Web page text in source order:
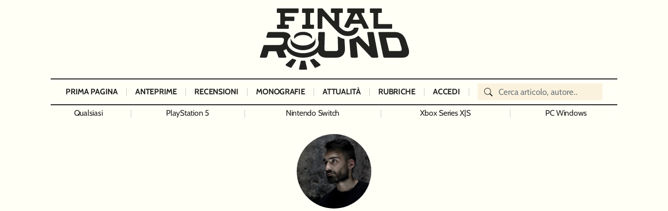
PRIMA PAGINA ANTEPRIME RECENSIONI MONOGRAFIE ATTUALITÀ RUBRICHE ACCEDI
Qualsiasi PlayStation 5 Nintendo Switch Xbox Series X|S PC Windows